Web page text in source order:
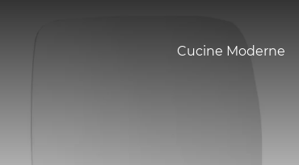
Cucine Moderne